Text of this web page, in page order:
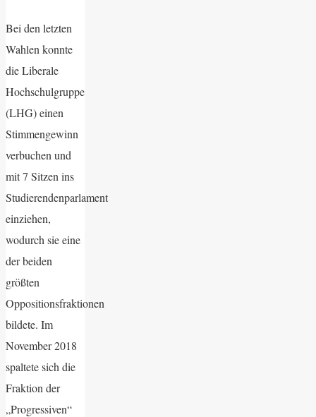
Bei den letzten
Wahlen konnte
die Liberale
Hochschulgruppe
(LHG) einen
Stimmengewinn
verbuchen und
mit 7 Sitzen ins
Studierendenparlament
einziehen,
wodurch sie eine
der beiden
größten
Oppositionsfraktionen
bildete. Im
November 2018
spaltete sich die
Fraktion der
„Progressiven“